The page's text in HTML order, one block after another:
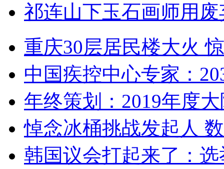
祁连山下玉石画师用
重庆30层居民楼大火
中国疾控中心专家：
年终策划：2019年度
悼念冰桶挑战发起人
韩国议会打起来了：